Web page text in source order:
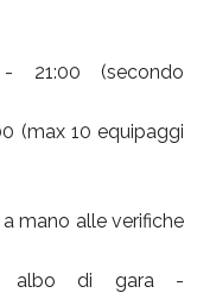
21:00 (secondo
(max 10 equipaggi
mano alle verifiche
albo di gara -